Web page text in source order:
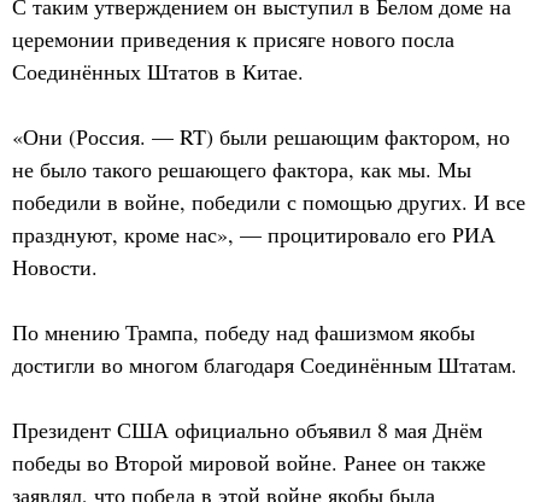
С таким утверждением он выступил в Белом доме на
церемонии приведения к присяге нового посла
Соединённых Штатов в Китае.
«Они (Россия. — RT) были решающим фактором, но
не было такого решающего фактора, как мы. Мы
победили в войне, победили с помощью других. И все
празднуют, кроме нас», — процитировало его РИА
Новости.
По мнению Трампа, победу над фашизмом якобы
достигли во многом благодаря Соединённым Штатам.
Президент США официально объявил 8 мая Днём
победы во Второй мировой войне. Ранее он также
заявлял, что победа в этой войне якобы была